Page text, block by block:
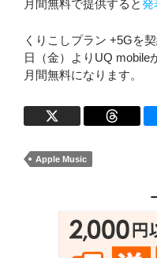
月間無料で提供すると発
くりこしプラン +5Gを
日（金）よりUQ mobile
月間無料になります。
Apple Music